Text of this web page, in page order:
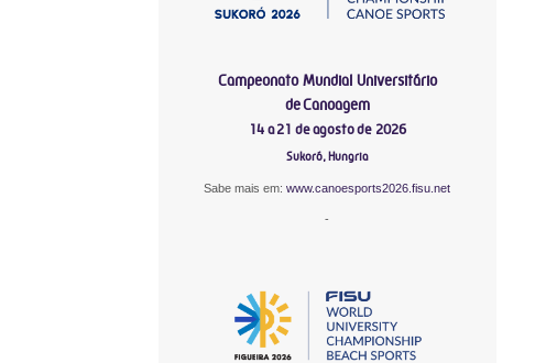
Campeonato Mundial Universitário
de Canoagem
14 a 21 de agosto de 2026
Sukoró, Hungria
Sabe mais em:www.canoesports2026.fisu.net
-